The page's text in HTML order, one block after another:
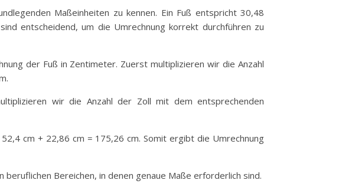
Maßeinheiten zu kennen. Ein Fuß entspricht 30,48
entscheidend, um die Umrechnung korrekt durchführen zu
der Fuß in Zentimeter. Zuerst multiplizieren wir die Anzahl
wir die Anzahl der Zoll mit dem entsprechenden
cm + 22,86 cm = 175,26 cm. Somit ergibt die Umrechnung
Bereichen, in denen genaue Maße erforderlich sind.